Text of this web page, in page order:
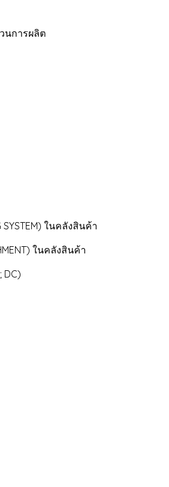
นการผลิต
ในคลังสินค้า
ในคลังสินค้า
DC)